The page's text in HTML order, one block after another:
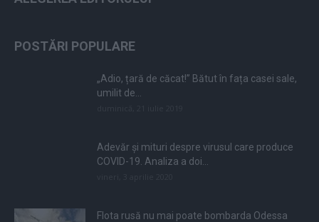
POSTĂRI POPULARE
„Adio, țară de căcat!” Bătut în fața casei sale,
umilit de...
Adevăr și mituri despre virusul care produce
COVID-19. Analiza a doi...
Flota rusă nu mai poate bombarda Odessa